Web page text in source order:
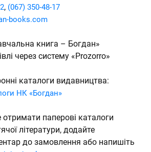
, (067) 350-48-17
books.com
книга – Богдан»
через систему «Prozorro»
каталоги видавництва:
НК «Богдан»
паперові каталоги
літератури, додайте
до замовлення або напишіть